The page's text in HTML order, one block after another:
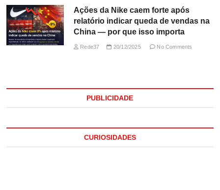
Ações da Nike caem forte após
relatório indicar queda de vendas na
China — por que isso importa
Rede37 20/12/2025 No Comments
PUBLICIDADE
CURIOSIDADES